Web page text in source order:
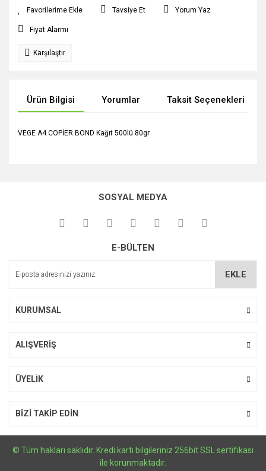
Tavsiye Et Yorum Yaz
Fiyat Alarmı
Karşılaştır
Ürün Bilgisi Yorumlar Taksit Seçenekleri
VEGE A4 COPİER BOND Kağıt 500lü 80gr
kullanarak tarafımıza iletebilirsiniz.
Görüş ve önerileriniz için teşekkür ederiz.
Ürün açıklamasında eksik bilgiler bulunuyor.
SOSYAL MEDYA
E-BÜLTEN
EKLE
KURUMSAL
ALIŞVERİŞ
ÜYELİK
BİZİ TAKİP EDİN
© Tüm hakları saklıdır. Kredi kartı bilgileriniz 256bit SSL sertifikası
ile korunmaktadır.